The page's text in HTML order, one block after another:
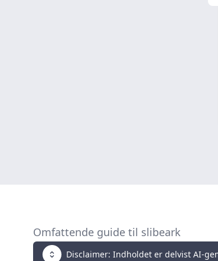
Omfattende guide til slibeark
Disclaimer: Indholdet er delvist AI-